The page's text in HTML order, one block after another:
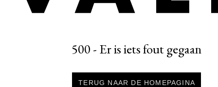
500 - Er is iets fout gegaan
TERUG NAAR DE HOMEPAGINA